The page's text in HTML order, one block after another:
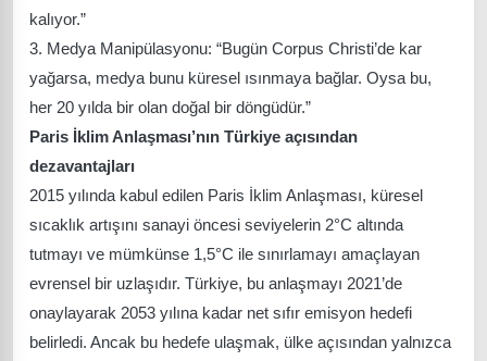
kalıyor.”
3. Medya Manipülasyonu: “Bugün Corpus Christi’de kar
yağarsa, medya bunu küresel ısınmaya bağlar. Oysa bu,
her 20 yılda bir olan doğal bir döngüdür.”
Paris İklim Anlaşması’nın Türkiye açısından
dezavantajları
2015 yılında kabul edilen Paris İklim Anlaşması, küresel
sıcaklık artışını sanayi öncesi seviyelerin 2°C altında
tutmayı ve mümkünse 1,5°C ile sınırlamayı amaçlayan
evrensel bir uzlaşıdır. Türkiye, bu anlaşmayı 2021’de
onaylayarak 2053 yılına kadar net sıfır emisyon hedefi
belirledi. Ancak bu hedefe ulaşmak, ülke açısından yalnızca